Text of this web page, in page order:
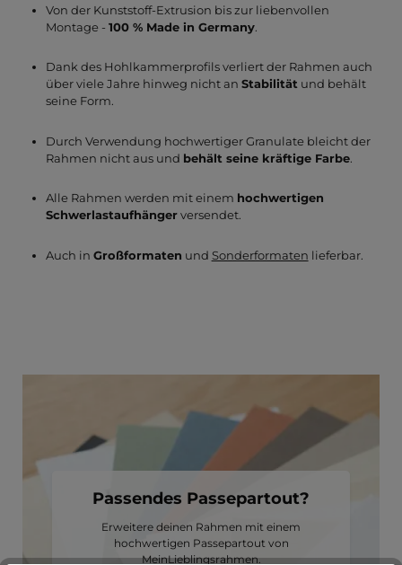
Von der Kunststoff-Extrusion bis zur liebenvollen
Montage - 100 % Made in Germany.
Dank des Hohlkammerprofils verliert der Rahmen auch
über viele Jahre hinweg nicht an Stabilitätund behält
seine Form.
Durch Verwendung hochwertiger Granulate bleicht der
Rahmen nicht aus und behält seine kräftige Farbe.
Alle Rahmen werden mit einem hochwertigen
Schwerlastaufhängerversendet.
Auch in Großformaten und Sonderformaten lieferbar.
Passendes Passepartout?
Erweitere deinen Rahmen mit einem
hochwertigen Passepartout von
MeinLieblingsrahmen.